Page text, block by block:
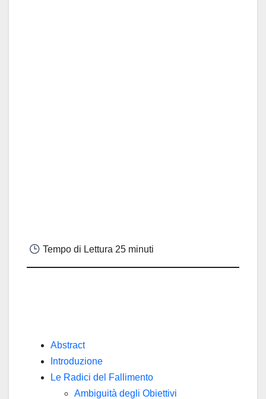
Tempo di Lettura 25 minuti
Abstract
Introduzione
Le Radici del Fallimento
Ambiguità degli Obiettivi